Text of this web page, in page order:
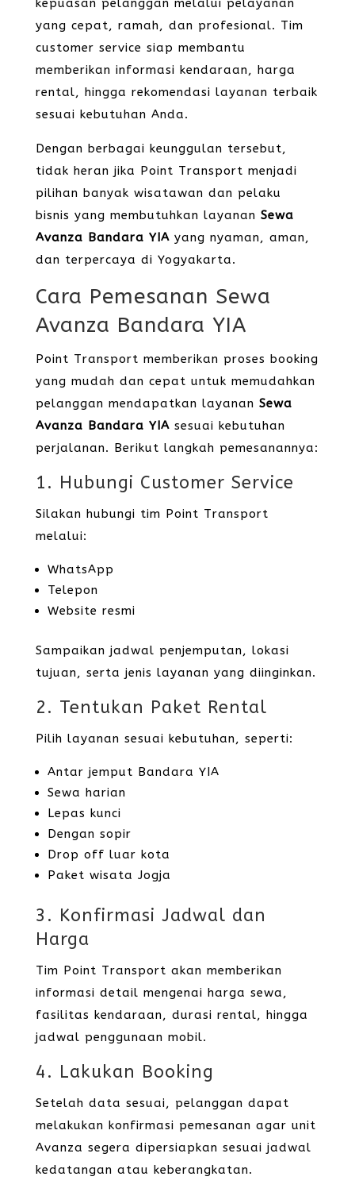
kepuasan pelanggan melalui pelayanan
yang cepat, ramah, dan profesional. Tim
customer service siap membantu
memberikan informasi kendaraan, harga
rental, hingga rekomendasi layanan terbaik
sesuai kebutuhan Anda.
Dengan berbagai keunggulan tersebut,
tidak heran jika Point Transport menjadi
pilihan banyak wisatawan dan pelaku
bisnis yang membutuhkan layanan Sewa
Avanza Bandara YIAyang nyaman, aman,
dan terpercaya di Yogyakarta.
Cara Pemesanan Sewa
Avanza Bandara YIA
Point Transport memberikan proses booking
yang mudah dan cepat untuk memudahkan
pelanggan mendapatkan layanan Sewa
Avanza Bandara YIAsesuai kebutuhan
perjalanan. Berikut langkah pemesanannya:
1. Hubungi Customer Service
Silakan hubungi tim Point Transport
melalui:
WhatsApp
Telepon
Website resmi
Sampaikan jadwal penjemputan, lokasi
tujuan, serta jenis layanan yang diinginkan.
2. Tentukan Paket Rental
Pilih layanan sesuai kebutuhan, seperti:
Antar jemput Bandara YIA
Sewa harian
Lepas kunci
Dengan sopir
Drop off luar kota
Paket wisata Jogja
3. Konfirmasi Jadwal dan
Harga
Tim Point Transport akan memberikan
informasi detail mengenai harga sewa,
fasilitas kendaraan, durasi rental, hingga
jadwal penggunaan mobil.
4. Lakukan Booking
Setelah data sesuai, pelanggan dapat
melakukan konfirmasi pemesanan agar unit
Avanza segera dipersiapkan sesuai jadwal
kedatangan atau keberangkatan.